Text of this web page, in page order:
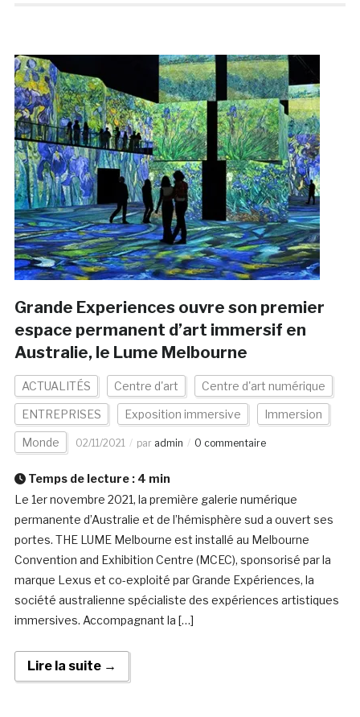
Grande Experiences ouvre son premier
espace permanent d’art immersif en
Australie, le Lume Melbourne
ACTUALITÉS Centre d'art Centre d'art numérique
ENTREPRISES Exposition immersive Immersion
Monde 02/11/2021 par admin 0 commentaire
Temps de lecture : 4 min
Le 1er novembre 2021, la première galerie numérique
permanente d’Australie et de l’hémisphère sud a ouvert ses
portes. THE LUME Melbourne est installé au Melbourne
Convention and Exhibition Centre (MCEC), sponsorisé par la
marque Lexus et co-exploité par Grande Expériences, la
société australienne spécialiste des expériences artistiques
immersives. Accompagnant la […]
Lire la suite →